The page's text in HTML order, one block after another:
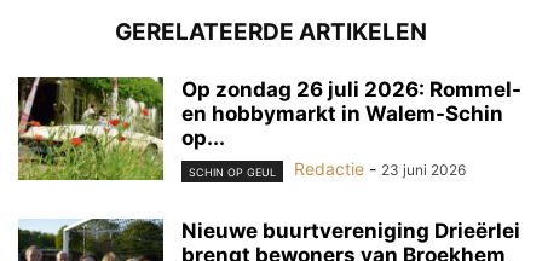
GERELATEERDE ARTIKELEN
Op zondag 26 juli 2026: Rommel-
en hobbymarkt in Walem-Schin
op...
SCHIN OP GEUL Redactie - 23 juni 2026
Nieuwe buurtvereniging Drieërlei
brengt bewoners van Broekhem